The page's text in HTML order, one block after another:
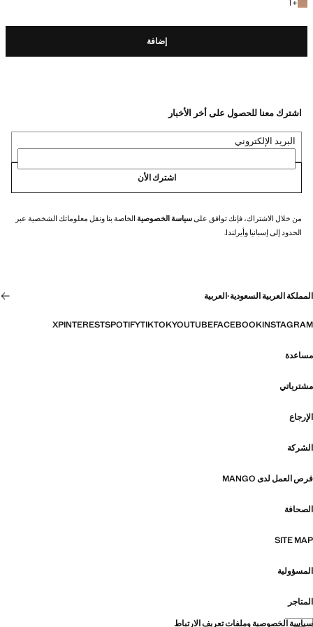
+
1
إضافة
اشترك معنا للحصول على أخر الأخبار
البريد الإلكتروني
اشترك الأن
من خلال الاشتراك، فإنك توافق علىسياسة الخصوصية الخاصة بنا ونقل معلوماتك الشخصية عبر
الحدود إلى إسبانيا وأيرلندا.
المملكة العربية السعودية·العربية
INSTAGRAM
FACEBOOK
YOUTUBE
TIKTOK
SPOTIFY
PINTEREST
X
مساعدة
مشترياتي
الإرجاع
الشركة
فرص العمل لدى MANGO
الصحافة
SITE MAP
المسؤولية
المتاجر
سياسة الخصوصية وملفات تعريف الارتباط